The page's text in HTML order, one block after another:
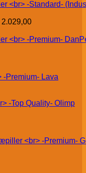
2.029,00
Lava
Olimp